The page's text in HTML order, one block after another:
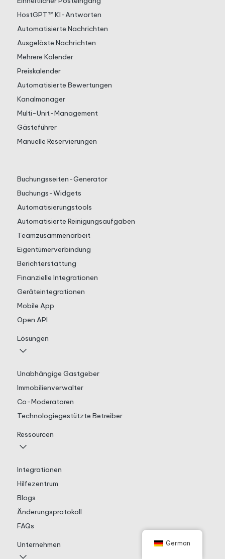
HostGPT™ KI-Antworten
Automatisierte Nachrichten
Ausgelöste Nachrichten
Mehrere Kalender
Preiskalender
Automatisierte Bewertungen
Kanalmanager
Multi-Unit-Management
Gästeführer
Manuelle Reservierungen
Buchungsseiten-Generator
Buchungs-Widgets
Automatisierungstools
Automatisierte Reinigungsaufgaben
Teamzusammenarbeit
Eigentümerverbindung
Berichterstattung
Finanzielle Integrationen
Geräteintegrationen
Mobile App
Open API
Lösungen
Unabhängige Gastgeber
Immobilienverwalter
Co-Moderatoren
Technologiegestützte Betreiber
Ressourcen
Integrationen
Hilfezentrum
Blogs
Änderungsprotokoll
FAQs
Unternehmen German